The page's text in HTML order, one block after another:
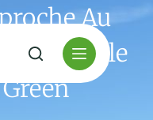
Au
Simple